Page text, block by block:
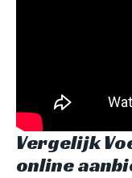
Vergelijk
online